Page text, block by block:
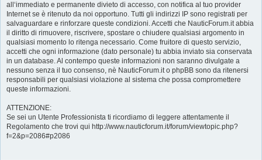
all‘immediato e permanente divieto di accesso, con notifica al tuo provider
Internet se è ritenuto da noi opportuno. Tutti gli indirizzi IP sono registrati per
salvaguardare e rinforzare queste condizioni. Accetti che NauticForum.it abbia
il diritto di rimuovere, riscrivere, spostare o chiudere qualsiasi argomento in
qualsiasi momento lo ritenga necessario. Come fruitore di questo servizio,
accetti che ogni informazione (dato personale) tu abbia inviato sia conservata
in un database. Al contempo queste informazioni non saranno divulgate a
nessuno senza il tuo consenso, nè NauticForum.it o phpBB sono da ritenersi
responsabili per qualsiasi violazione al sistema che possa compromettere
queste informazioni.
ATTENZIONE:
Se sei un Utente Professionista ti ricordiamo di leggere attentamente il
Regolamento che trovi qui http://www.nauticforum.it/forum/viewtopic.php?
f=2&p=2086#p2086